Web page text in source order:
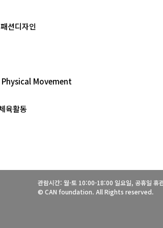
션디자인
Physical Movement
육활동
관람시간: 월-토 10:00-18:00 일요일, 공휴일 휴
© CAN foundation. All Rights reserved.